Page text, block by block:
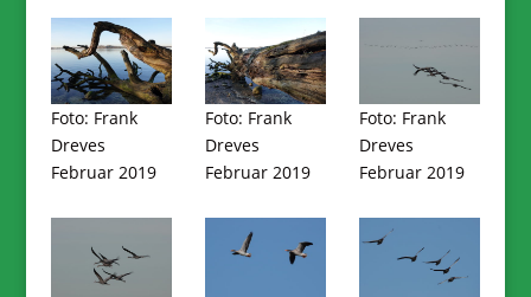
Foto: Frank
Dreves
Februar 2019
Foto: Frank
Dreves
Februar 2019
Foto: Frank
Dreves
Februar 2019